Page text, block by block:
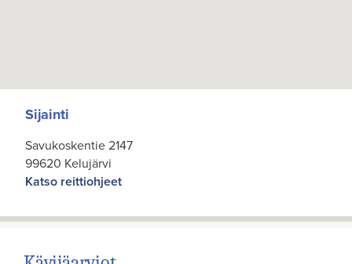
Sijainti
Savukoskentie 2147
99620 Kelujärvi
Katso reittiohjeet